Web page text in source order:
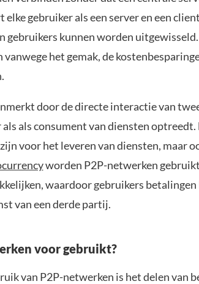
gebruiker als een server en een
gebruikers kunnen worden
het gemak, de
door de directe interactie van
als als consument van diensten
voor het leveren van diensten, maar
worden P2P-netwerken
waardoor gebruikers betalingen
van een derde partij.
voor gebruikt?
van P2P-netwerken is het delen van